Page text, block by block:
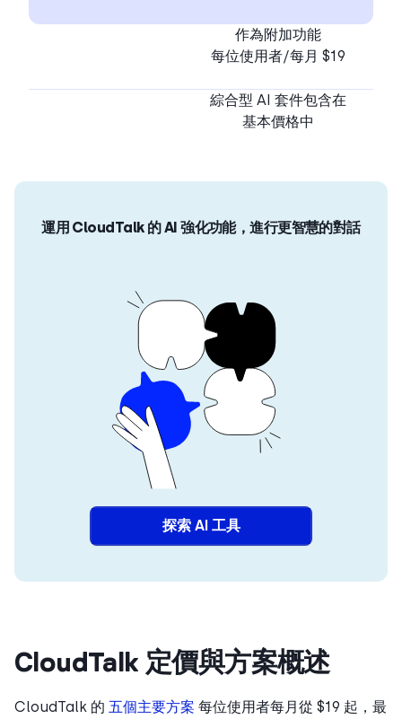
作為附加功能
每位使用者/每月 $19
綜合型 AI 套件包含在
基本價格中
運用 CloudTalk 的 AI 強化功能，進行更智慧的對話
探索 AI 工具
CloudTalk 定價與方案概述
CloudTalk 的 五個主要方案 每位使用者每月從 $19 起，最